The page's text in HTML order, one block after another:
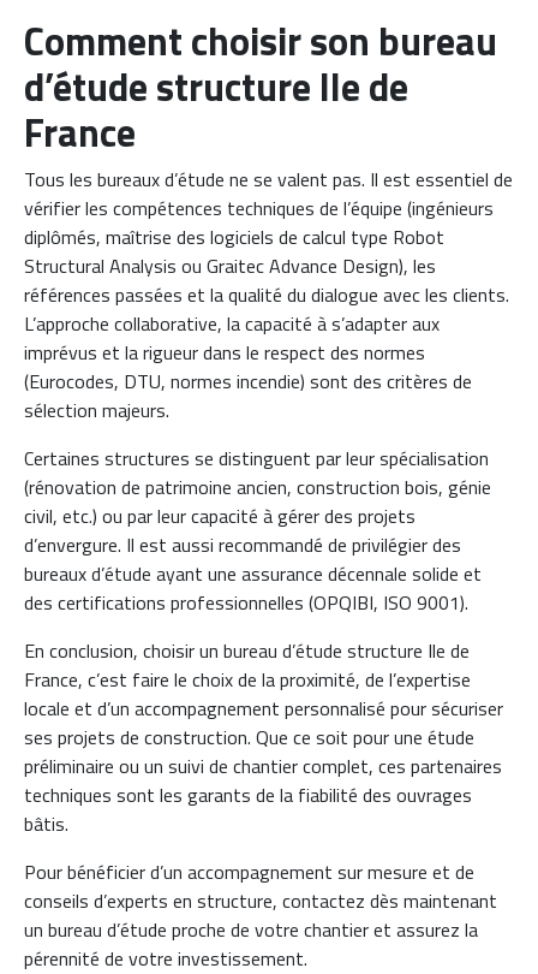
Comment choisir son bureau
d’étude structure Ile de
France
Tous les bureaux d’étude ne se valent pas. Il est essentiel de
vérifier les compétences techniques de l’équipe (ingénieurs
diplômés, maîtrise des logiciels de calcul type Robot
Structural Analysis ou Graitec Advance Design), les
références passées et la qualité du dialogue avec les clients.
L’approche collaborative, la capacité à s’adapter aux
imprévus et la rigueur dans le respect des normes
(Eurocodes, DTU, normes incendie) sont des critères de
sélection majeurs.
Certaines structures se distinguent par leur spécialisation
(rénovation de patrimoine ancien, construction bois, génie
civil, etc.) ou par leur capacité à gérer des projets
d’envergure. Il est aussi recommandé de privilégier des
bureaux d’étude ayant une assurance décennale solide et
des certifications professionnelles (OPQIBI, ISO 9001).
En conclusion, choisir un bureau d’étude structure Ile de
France, c’est faire le choix de la proximité, de l’expertise
locale et d’un accompagnement personnalisé pour sécuriser
ses projets de construction. Que ce soit pour une étude
préliminaire ou un suivi de chantier complet, ces partenaires
techniques sont les garants de la fiabilité des ouvrages
bâtis.
Pour bénéficier d’un accompagnement sur mesure et de
conseils d’experts en structure, contactez dès maintenant
un bureau d’étude proche de votre chantier et assurez la
pérennité de votre investissement.